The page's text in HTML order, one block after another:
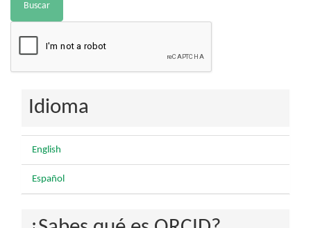
Buscar
Idioma
English
Español